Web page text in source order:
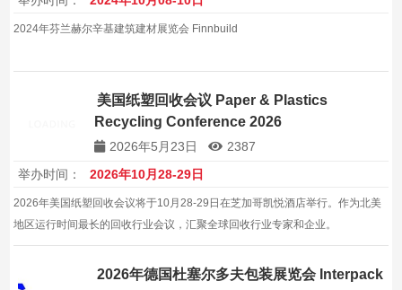
2024年芬兰赫尔辛基建筑建材展览会 Finnbuild
美国纸塑回收会议 Paper & Plastics
Recycling Conference 2026
2026年5月23日
2387
举办时间：
2026年10月28-29日
2026年美国纸塑回收会议将于10月28-29日在芝加哥凯悦酒店举行。作为北美
地区运行时间最长的回收行业会议，汇聚全球回收行业专家和企业。
2026年德国杜塞尔多夫包装展览会 Interpack